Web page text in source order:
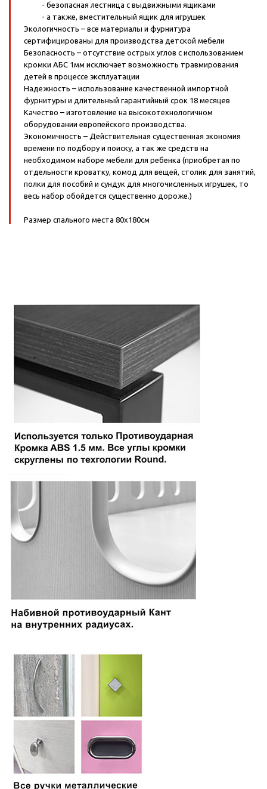
- безопасная лестница с выдвижными ящиками
- а также, вместительный ящик для игрушек
Экологичность – все материалы и фурнитура
сертифицированы для производства детской мебели
Безопасность – отсутствие острых углов с использованием
кромки АБС 1мм исключает возможность травмирования
детей в процессе эксплуатации
Надежность – использование качественной импортной
фурнитуры и длительный гарантийный срок 18 месяцев
Качество – изготовление на высокотехнологичном
оборудовании европейского производства.
Экономичность – Действительная существенная экономия
времени по подбору и поиску, а так же средств на
необходимом наборе мебели для ребенка (приобретая по
отдельности кроватку, комод для вещей, столик для занятий,
полки для пособий и сундук для многочисленных игрушек, то
весь набор обойдется существенно дороже.)
Размер спального места 80х180см